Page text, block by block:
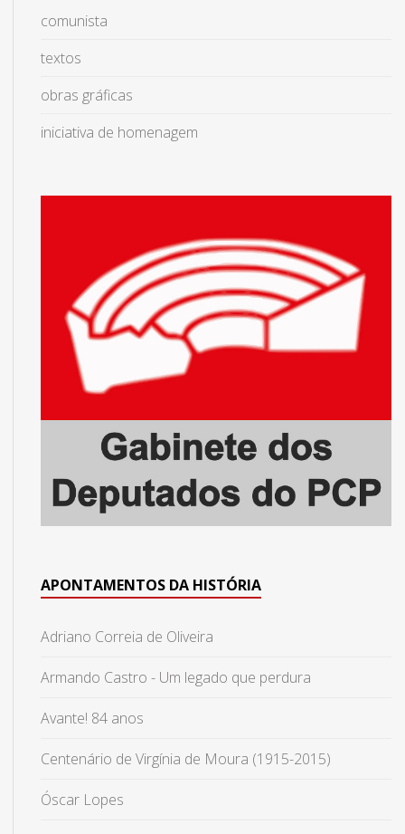
comunista
textos
obras gráficas
iniciativa de homenagem
APONTAMENTOS DA HISTÓRIA
Adriano Correia de Oliveira
Armando Castro - Um legado que perdura
Avante! 84 anos
Centenário de Virgínia de Moura (1915-2015)
Óscar Lopes